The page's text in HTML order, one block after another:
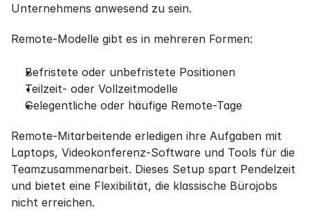
Unternehmens anwesend zu sein.
Remote-Modelle gibt es in mehreren Formen:
Befristete oder unbefristete Positionen
Teilzeit- oder Vollzeitmodelle
Gelegentliche oder häufige Remote-Tage
Remote-Mitarbeitende erledigen ihre Aufgaben mit
Laptops, Videokonferenz-Software und Tools für die
Teamzusammenarbeit. Dieses Setup spart Pendelzeit
und bietet eine Flexibilität, die klassische Bürojobs
nicht erreichen.